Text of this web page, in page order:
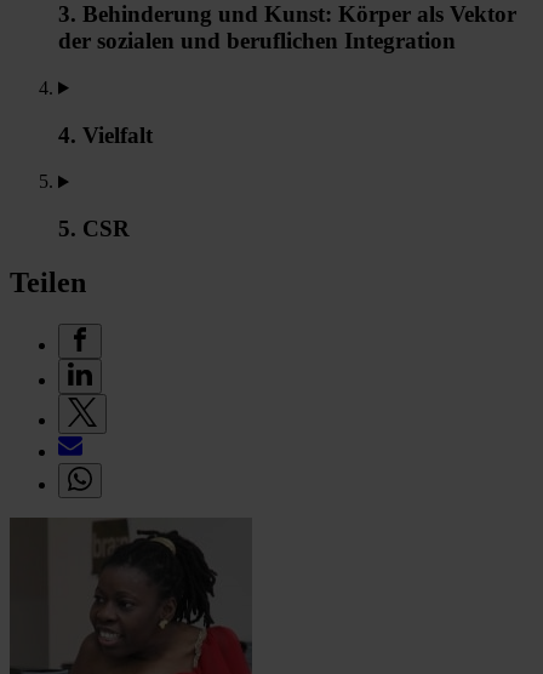
3. Behinderung und Kunst: Körper als Vektor
der sozialen und beruflichen Integration
4. Vielfalt
5. CSR
Teilen